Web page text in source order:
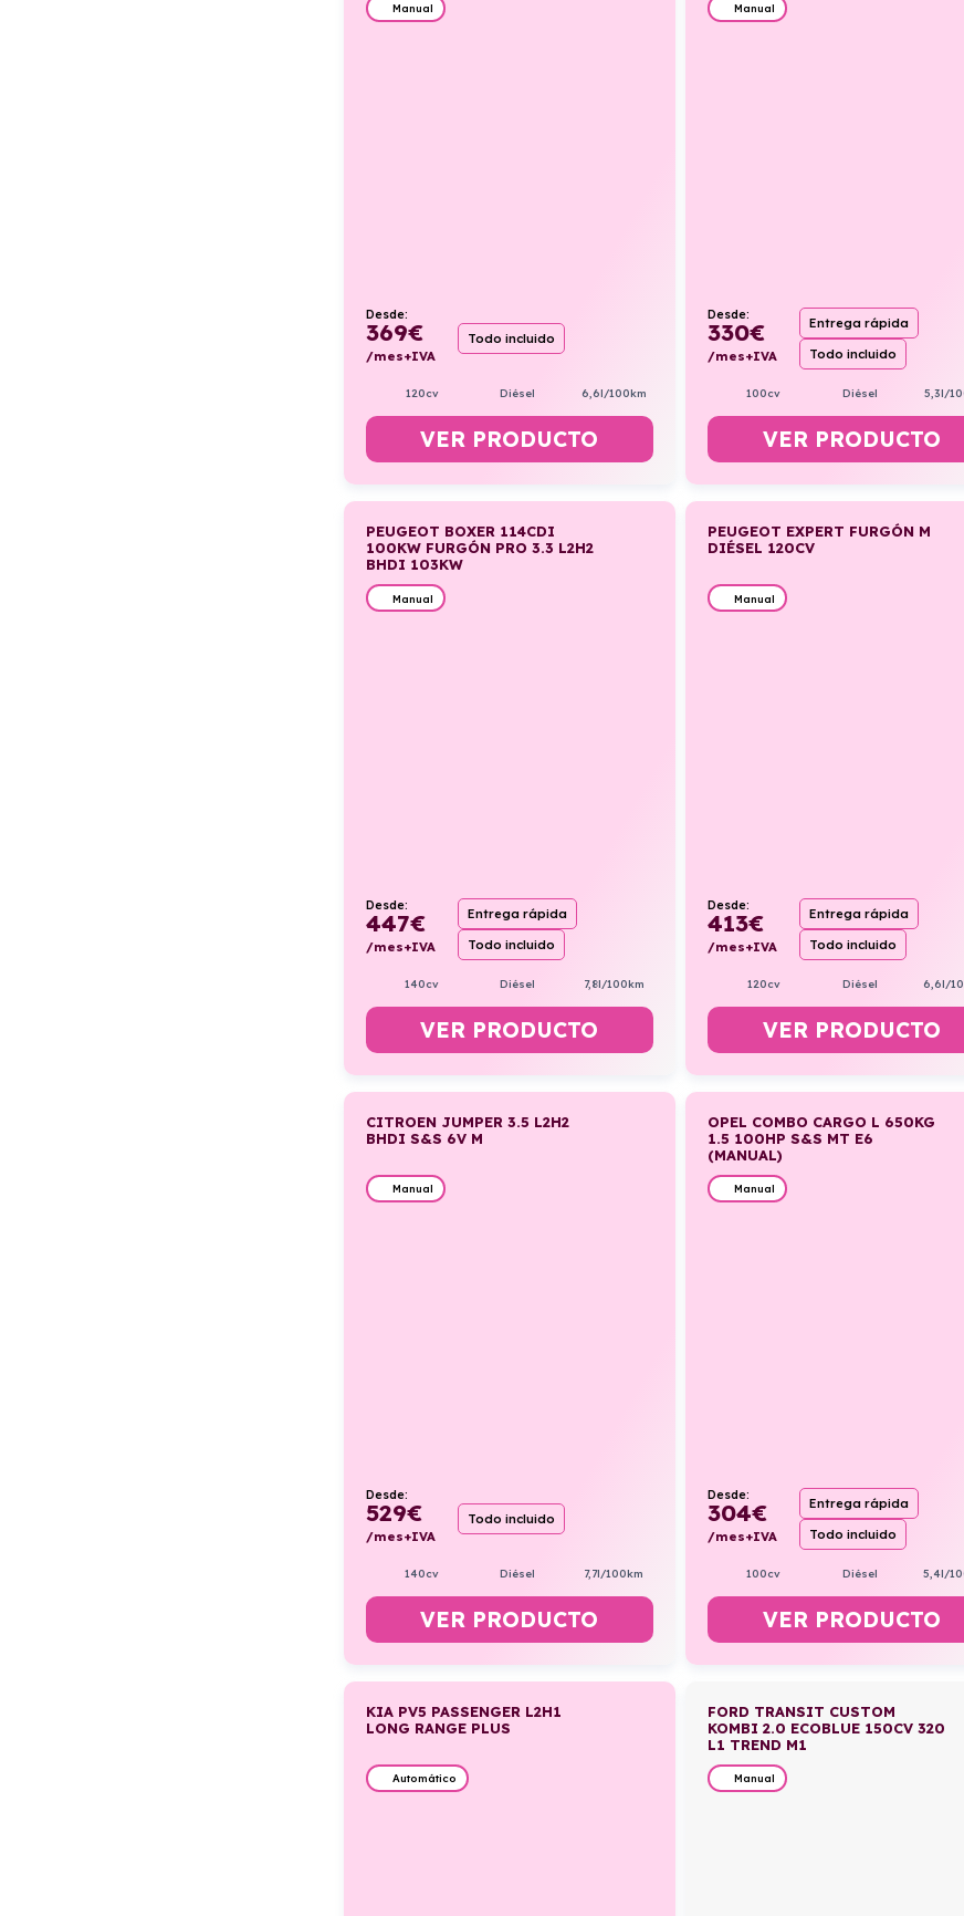
Manual
Desde:
369€
/mes+IVA
Todo incluido
120cv Diésel 6,6l/100km
VER PRODUCTO
Manual
Desde:
330€
/mes+IVA
Entrega rápida
Todo incluido
100cv Diésel 5,3l/
VER PRODUCTO
PEUGEOT BOXER 114CDI
100KW FURGÓN PRO 3.3 L2H2
BHDI 103KW
Manual
Desde:
447€
/mes+IVA
Entrega rápida
Todo incluido
140cv Diésel 7,8l/100km
VER PRODUCTO
PEUGEOT EXPERT FURGÓN M
DIÉSEL 120CV
Manual
Desde:
413€
/mes+IVA
Entrega rápida
Todo incluido
120cv Diésel 6,6l/
VER PRODUCTO
CITROEN JUMPER 3.5 L2H2
BHDI S&S 6V M
Manual
Desde:
529€
/mes+IVA
Todo incluido
140cv Diésel 7,7l/100km
VER PRODUCTO
OPEL COMBO CARGO L 650KG
1.5 100HP S&S MT E6
(MANUAL)
Manual
Desde:
304€
/mes+IVA
Entrega rápida
Todo incluido
100cv Diésel 5,4l/
VER PRODUCTO
KIA PV5 PASSENGER L2H1
LONG RANGE PLUS
Automático
FORD TRANSIT CUSTOM
KOMBI 2.0 ECOBLUE 150CV 320
L1 TREND M1
Manual